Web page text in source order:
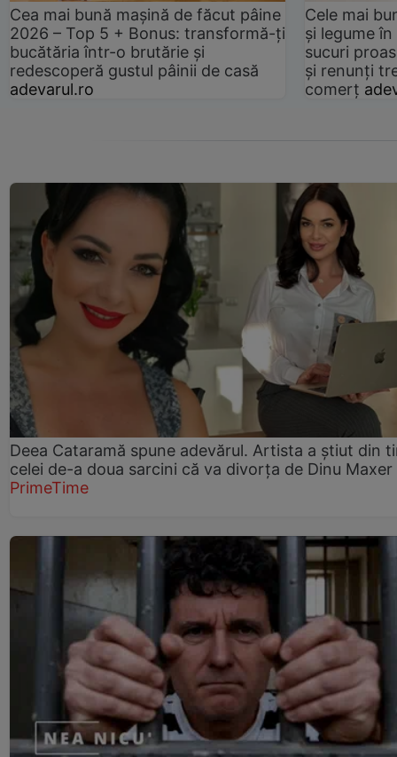
Cea mai bună mașină de făcut pâine
2026 – Top 5 + Bonus: transformă-ți
bucătăria într-o brutărie și
redescoperă gustul pâinii de casă
adevarul.ro
Cele mai
și legume
sucuri
și renunți
comerț
Deea Cataramă spune adevărul. Artista a știut din
celei de-a doua sarcini că va divorța de Dinu Maxer
PrimeTime